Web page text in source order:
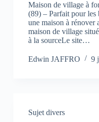
Maison de village à
(89) – Parfait pour les
une maison à rénover
maison de village
à la sourceLe site…
Edwin JAFFRO 9
Sujet divers